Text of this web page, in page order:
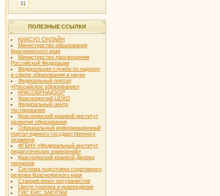
31
ПОЛЕЗНЫЕ ССЫЛКИ
КИАСУО ОНЛАЙН
Министерство образования
Красноярского края
Министерство просвещения
Российской Федерации
Федеральная служба по надзору
в сфере образования и науки
Федеральный портал
«Российское образование»
КРАСОБРНАДЗОР
Красноярский ЦОКО
Федеральный центр
тестирования
Красноярский краевой институт
развития образования
Официальный информационный
портал единого государственного
экзамена
ФГБНУ «Федеральный институт
педагогических измерений»
Красноярский краевой Дворец
пионеров
Система подготовки спортивного
резерва Красноярского края
Станция юных натуралистов
Центр туризма и краеведения
ГИС ЕИС ЗАКУПКИ